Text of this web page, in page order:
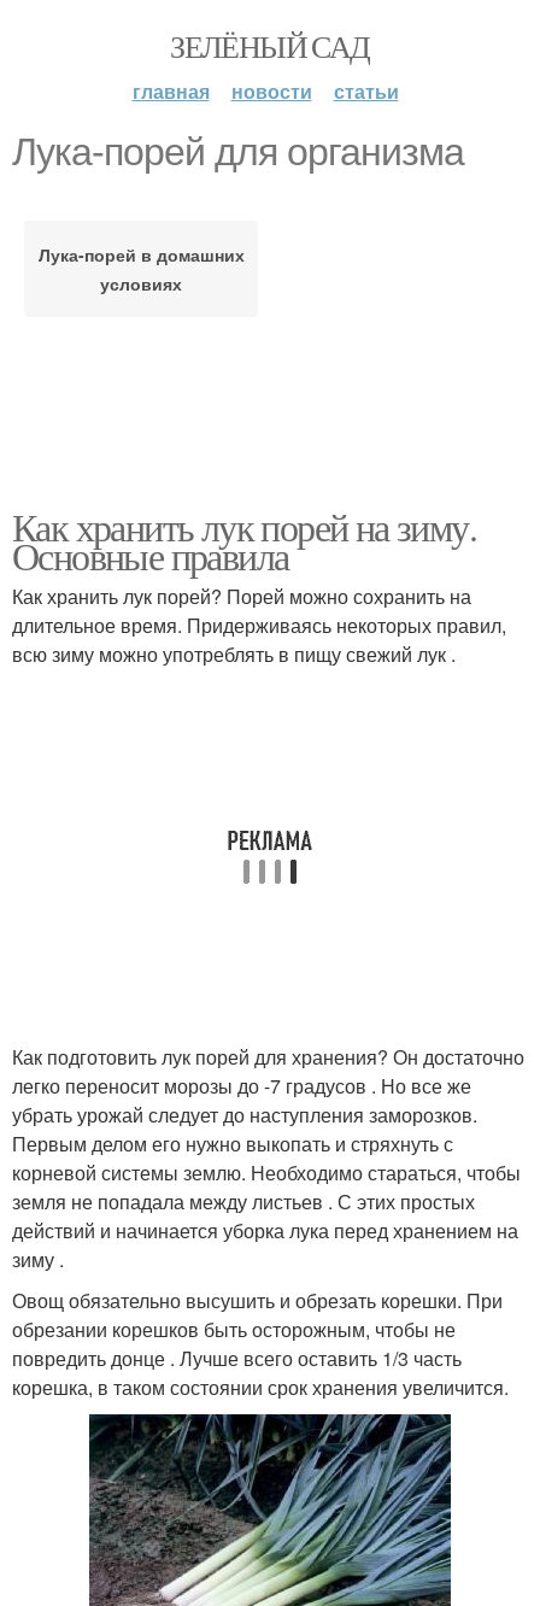
ЗЕЛЁНЫЙ САД
главная новости статьи
Лука-порей для организма
Лука-порей в домашних
условиях
Как хранить лук порей на зиму.
Основные правила
Как хранить лук порей? Порей можно сохранить на
длительное время. Придерживаясь некоторых правил,
всю зиму можно употреблять в пищу свежий лук .
Как подготовить лук порей для хранения? Он достаточно
легко переносит морозы до -7 градусов . Но все же
убрать урожай следует до наступления заморозков.
Первым делом его нужно выкопать и стряхнуть с
корневой системы землю. Необходимо стараться, чтобы
земля не попадала между листьев . С этих простых
действий и начинается уборка лука перед хранением на
зиму .
Овощ обязательно высушить и обрезать корешки. При
обрезании корешков быть осторожным, чтобы не
повредить донце . Лучше всего оставить 1/3 часть
корешка, в таком состоянии срок хранения увеличится.